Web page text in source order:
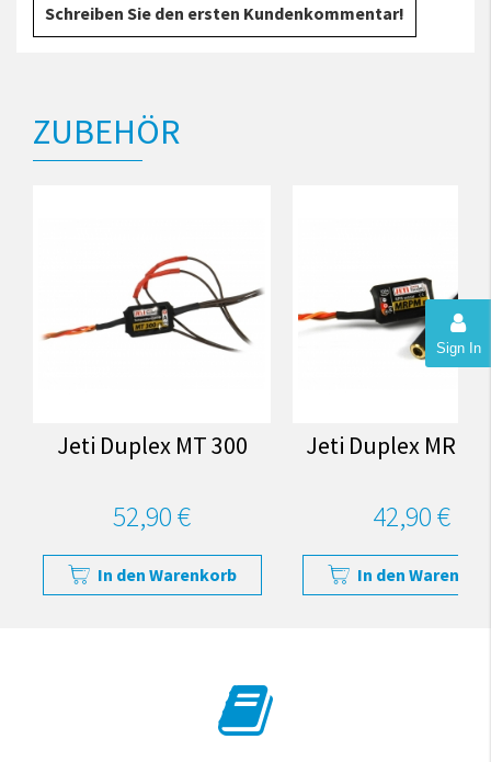
Sign In
Schreiben Sie den ersten Kundenkommentar!
ZUBEHÖR
Jeti Duplex MT 300
52,90 €
In den Warenkorb
Jeti Duplex MRPM
42,90 €
In den